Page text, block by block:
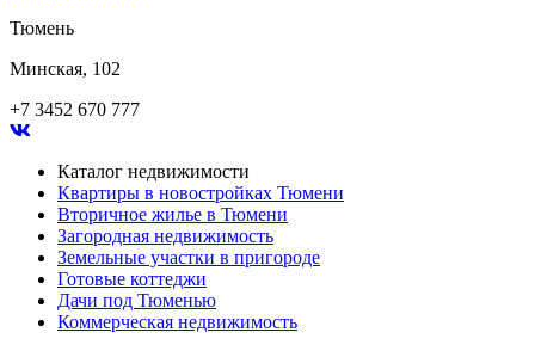
Тюмень
Минская, 102
+7 3452 670 777
Каталог недвижимости
Квартиры в новостройках Тюмени
Вторичное жилье в Тюмени
Загородная недвижимость
Земельные участки в пригороде
Готовые коттеджи
Дачи под Тюменью
Коммерческая недвижимость